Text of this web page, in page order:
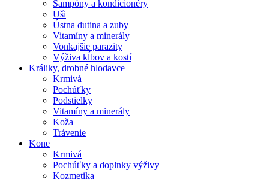
Šampóny a kondicionéry
Uši
Ústna dutina a zuby
Vitamíny a minerály
Vonkajšie parazity
Výživa kĺbov a kostí
Králiky, drobné hlodavce
Krmivá
Pochúťky
Podstielky
Vitamíny a minerály
Koža
Trávenie
Kone
Krmivá
Pochúťky a doplnky výživy
Kozmetika